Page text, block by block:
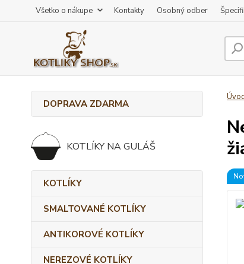
Všetko o nákupe Kontakty Osobný odber
DOPRAVA ZDARMA
KOTLÍKY NA GULÁŠ
KOTLÍKY
SMALTOVANÉ KOTLÍKY
ANTIKOROVÉ KOTLÍKY
NEREZOVÉ KOTLÍKY